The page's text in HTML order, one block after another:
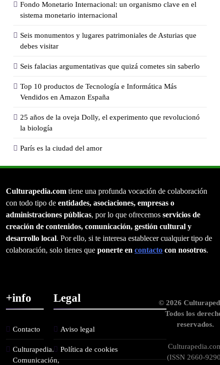
Fondo Monetario Internacional: un organismo clave en el
sistema monetario internacional
Seis monumentos y lugares patrimoniales de Asturias que
debes visitar
Seis falacias argumentativas que quizá cometes sin saberlo
Top 10 productos de Tecnología e Informática Más
Vendidos en Amazon España
25 años de la ove­ja Do­lly, el ex­pe­ri­men­to que re­vo­lu­cio­nó
la bio­lo­gía
París es la ciudad del amor
Culturapedia.com tiene una profunda vocación de colaboración
con todo tipo de entidades, asociaciones, empresas o
administraciones públicas, por lo que ofrecemos servicios de
creación de contenidos, comunicación, gestión cultural y
desarrollo local. Por ello, si te interesa establecer cualquier tipo de
colaboración, solo tienes que ponerte en contacto con nosotros.
+info
Contacto
Culturapedia.
Comunicación,
Legal
Aviso legal
Política de cookies
© 2026
Todos los
reservados.
(ISSN 2660-